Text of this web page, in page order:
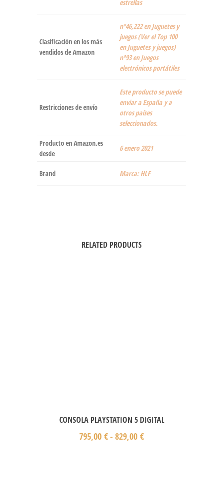
estrellas
Clasificación en los más
vendidos de Amazon
nº46,222 en Juguetes y
juegos (Ver el Top 100
en Juguetes y juegos)
nº93 en Juegos
electrónicos portátiles
Restricciones de envío
Este producto se puede
enviar a España y a
otros países
seleccionados.
Producto en Amazon.es
desde
6 enero 2021
Brand Marca: HLF
RELATED PRODUCTS
CONSOLA PLAYSTATION 5 DIGITAL
795,00 €- 829,00 €